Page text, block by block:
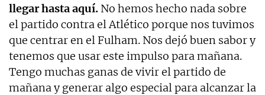
llegar hasta aquí. No hemos hecho nada sobre
el partido contra el Atlético porque nos tuvimos
que centrar en el Fulham. Nos dejó buen sabor y
tenemos que usar este impulso para mañana.
Tengo muchas ganas de vivir el partido de
mañana y generar algo especial para alcanzar la